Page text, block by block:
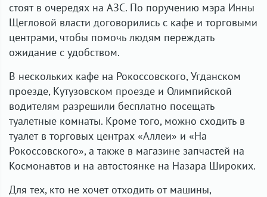
стоят в очередях на АЗС. По поручению мэра Инны
Щегловой власти договорились с кафе и торговыми
центрами, чтобы помочь людям переждать
ожидание с удобством.
В нескольких кафе на Рокоссовского, Угданском
проезде, Кутузовском проезде и Олимпийской
водителям разрешили бесплатно посещать
туалетные комнаты. Кроме того, можно сходить в
туалет в торговых центрах «Аллеи» и «На
Рокоссовского», а также в магазине запчастей на
Космонавтов и на автостоянке на Назара Широких.
Для тех, кто не хочет отходить от машины,